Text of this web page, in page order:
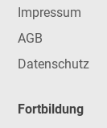
Impressum
AGB
Datenschutz
Fortbildung